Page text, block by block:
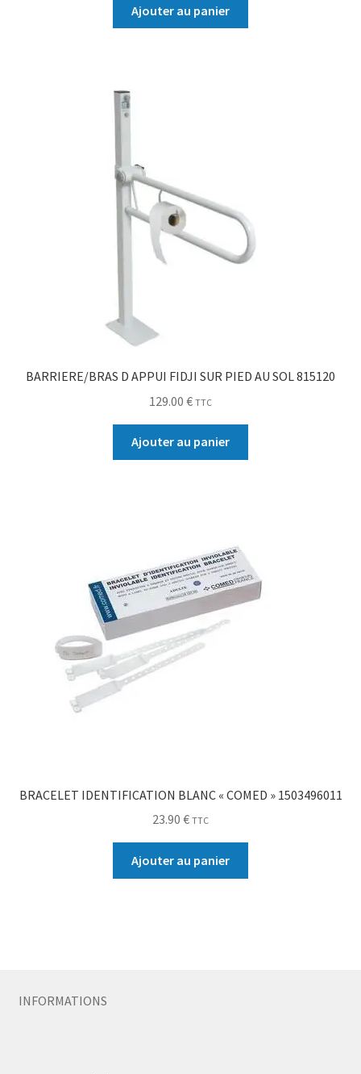
Ajouter au panier
BARRIERE/BRAS D APPUI FIDJI SUR PIED AU SOL 815120
129.00 € TTC
Ajouter au panier
BRACELET IDENTIFICATION BLANC « COMED » 1503496011
23.90 € TTC
Ajouter au panier
INFORMATIONS